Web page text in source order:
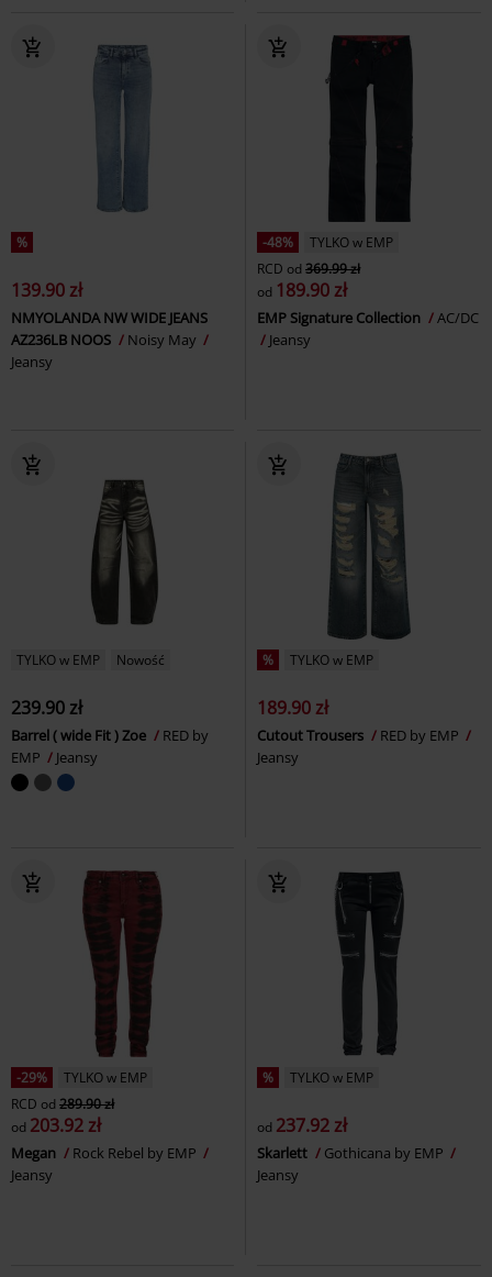
%
139.90 zł
NMYOLANDA NW WIDE JEANS
AZ236LB NOOS
Noisy May
Jeansy
-48%
TYLKO w EMP
RCD od 369.99 zł
od 189.90 zł
EMP Signature Collection
AC/DC
Jeansy
TYLKO w EMP Nowość
239.90 zł
Barrel ( wide Fit ) Zoe
RED by
EMP
Jeansy
% TYLKO w EMP
189.90 zł
Cutout Trousers
RED by EMP
Jeansy
-29%
TYLKO w EMP
RCD od 289.90 zł
od 203.92 zł
Megan
Rock Rebel by EMP
Jeansy
% TYLKO w EMP
od 237.92 zł
Skarlett
Gothicana by EMP
Jeansy